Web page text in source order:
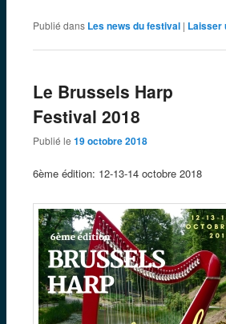
Publié dans Les news du festival | Laisser
Le Brussels Harp
Festival 2018
Publié le 19 octobre 2018
6ème édition: 12-13-14 octobre 2018